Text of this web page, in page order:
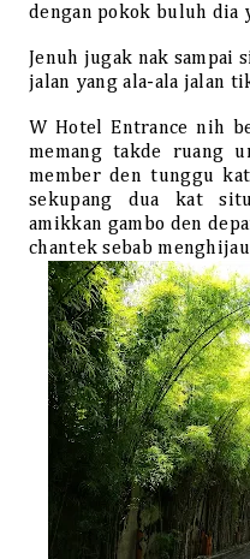
dengan pokok buluh dia
Jenuh jugak nak sampai
jalan yang ala-ala jalan
W Hotel Entrance nih
memang takde ruang
member den tunggu
sekupang dua kat
amikkan gambo den
chantek sebab